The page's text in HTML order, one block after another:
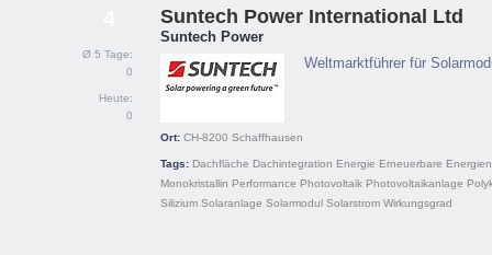
Ø 5 Tage:
0
Heute:
0
Suntech Power International Ltd
Suntech Power
Weltmarktführer für
Ort: CH-8200 Schaffhausen
Tags: Dachfläche Dachintegration Energie Erneuerbare Energien
Monokristallin Performance Photovoltaik Photovoltaikanlage
Silizium Solaranlage Solarmodul Solarstrom Wirkungsgrad